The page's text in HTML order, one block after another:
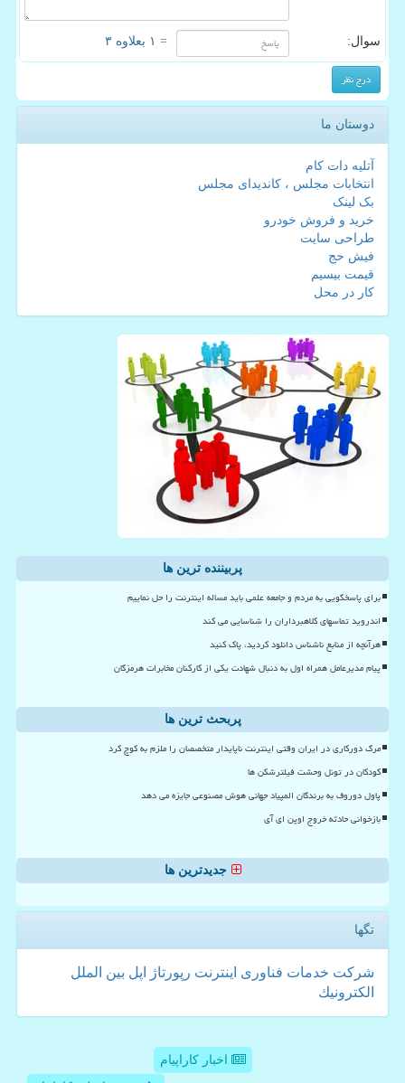
سوال: = ۱ بعلاوه ۳
دوستان ما
آتلیه دات کام
انتخابات مجلس ، کاندیدای مجلس
بک لینک
خرید و فروش خودرو
طراحی سایت
فیش حج
قیمت بیسیم
کار در محل
پربیننده ترین ها
برای پاسخگویی به مردم و جامعه علمی باید مساله اینترنت را حل نماییم
اندروید تماسهای کلاهبرداران را شناسایی می کند
هرآنچه از منابع ناشناس دانلود کردید، پاک کنید
پیام مدیرعامل همراه اول به دنبال شهادت یکی از کارکنان مخابرات هرمزگان
پربحث ترین ها
مرگ دورکاری در ایران وقتی اینترنت ناپایدار متخصصان را ملزم به کوچ کرد
کودکان در تونل وحشت فیلترشکن ها
پاول دوروف به برندگان المپیاد جهانی هوش مصنوعی جایزه می دهد
بازخوانی حادثه خروج اوپن ای آی
جدیدترین ها
تگها
شركت خدمات فناوری اینترنت رپورتاژ اپل بین الملل
الكترونیك
اخبار کاراپیام